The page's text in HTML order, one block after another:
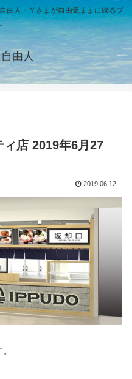
由人・Ｙさまが自由気ままに綴るブ
由人
店 2019年6月27
2019.06.12